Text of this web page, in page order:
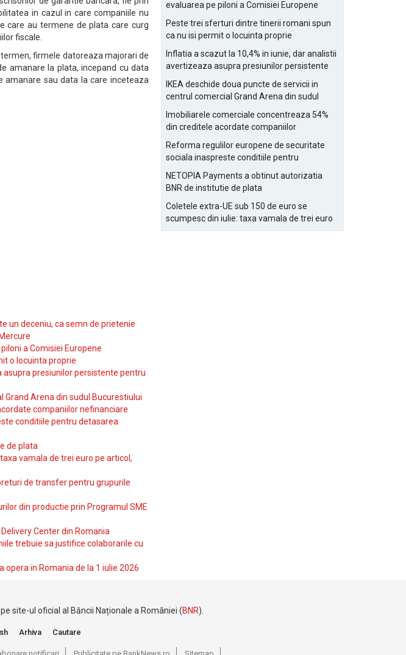
in cazul in care companiile nu
care au termene de plata care curg
fiscale.
firmele datoreaza majorari de
amanare la plata, incepand cu data
amanare sau data la care inceteaza
un deceniu, ca semn de prietenie
a Comisiei Europene
o locuinta proprie
asupra presiunilor persistente pentru
Grand Arena din sudul Bucurestiului
companiilor nefinanciare
conditiile pentru detasarea
de plata
vamala de trei euro pe articol,
de transfer pentru grupurile
din productie prin Programul SME
Center din Romania
trebuie sa justifice colaborarile cu
in Romania de la 1 iulie 2026
evaluarea pe piloni a Comisiei Europene
Peste trei sferturi dintre tinerii romani spun
ca nu isi permit o locuinta proprie
Inflatia a scazut la 10,4% in iunie, dar analistii
avertizeaza asupra presiunilor persistente
IKEA deschide doua puncte de servicii in
centrul comercial Grand Arena din sudul
Imobiliarele comerciale concentreaza 54%
din creditele acordate companiilor
Reforma regulilor europene de securitate
sociala inaspreste conditiile pentru
NETOPIA Payments a obtinut autorizatia
BNR de institutie de plata
Coletele extra-UE sub 150 de euro se
scumpesc din iulie: taxa vamala de trei euro
pe articol, adaugata la taxa logistica
site-ul oficial al Băncii Naționale a României (BNR).
Arhiva Cautare